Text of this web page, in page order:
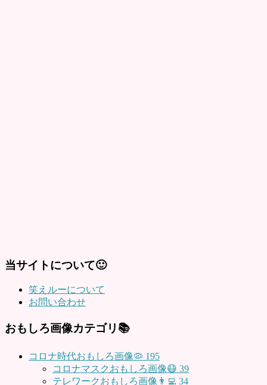
当サイトについて🙂
笑えルーについて
お問い合わせ
おもしろ画像カテゴリ📚
コロナ時代おもしろ画像🦠 195
コロナマスクおもしろ画像😷 39
テレワークおもしろ画像👨‍💻 34